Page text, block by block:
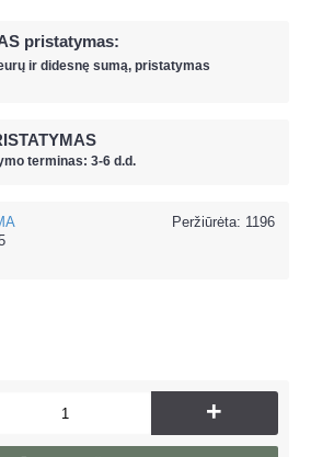
pristatymas:
ų ir didesnę sumą, pristatymas
terminas: 3-6 d.d.
Peržiūrėta: 1196
+